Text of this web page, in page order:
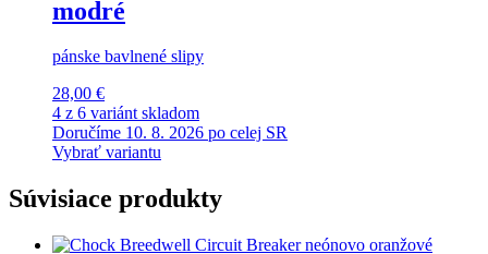
modré
pánske bavlnené slipy
28,00 €
4 z 6 variánt skladom
Doručíme 10. 8. 2026 po celej SR
Vybrať variantu
Súvisiace produkty